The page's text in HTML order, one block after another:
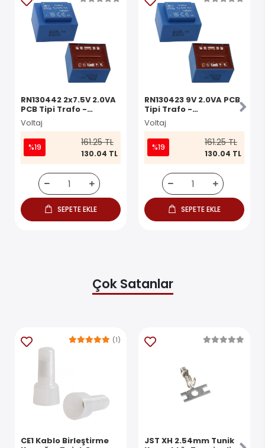
RN130442 2x7.5V 2.0VA
PCB Tipi Trafo -
Transformatör
Voltaj
%19 161.25 TL
130.04 TL
SEPETE EKLE
RN130423 9V 2.0VA PCB
Tipi Trafo -
Transformatör
Voltaj
%19 161.25 TL
130.04 TL
SEPETE EKLE
Çok Satanlar
CE1 Kablo Birleştirme
(1)
JST XH 2.54mm Tunik